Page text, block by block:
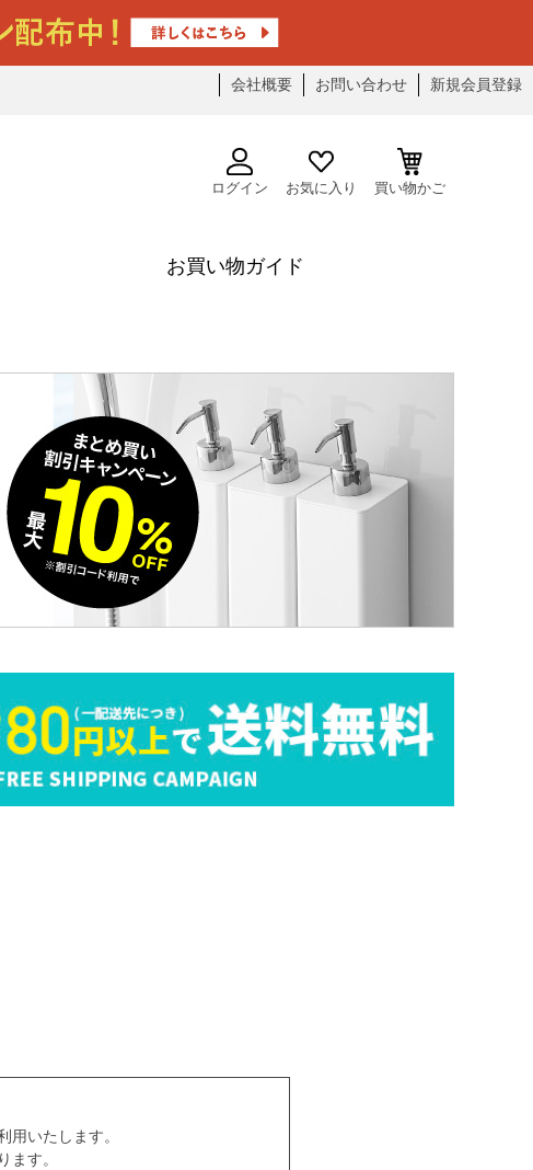
会社概要 お問い合わせ 新規会員登録
ログイン お気に入り 買い物かご
お買い物ガイド
いたします。
ます。